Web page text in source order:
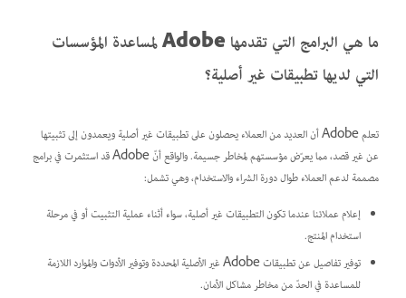
ما هي البرامج التي تقدمها Adobe لمساعدة المؤسسات
التي لديها تطبيقات غير أصلية؟
تعلم Adobe أن العديد من العملاء يحصلون على تطبيقات غير أصلية ويعمدون إلى تثبيتها
عن غير قصد، مما يعرّض مؤسستهم لمخاطر جسيمة. والواقع أنّ Adobe قد استثمرت في برامج
مصممة لدعم العملاء طوال دورة الشراء والاستخدام، وهي تشمل:
إعلام عملائنا عندما تكون التطبيقات غير أصلية، سواء أثناء عملية التثبيت أو في مرحلة
استخدام المنتج.
توفير تفاصيل عن تطبيقات Adobe غير الأصلية المحددة وتوفير الأدوات والموارد اللازمة
للمساعدة في الحدّ من مخاطر مشاكل الأمان.